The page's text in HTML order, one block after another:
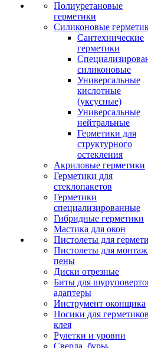
Полиуретановые
герметики
Силиконовые
Сантехнические
герметики
силиконовые
Универсальные
кислотные
(уксусные)
Универсальные
нейтральные
Герметики для
структурного
остекления
Акриловые герметики
Герметики для
стеклопакетов
Герметики
специализированные
Гибридные герметики
Мастика для окон
Пистолеты для
Пистолеты для
пены
Диски отрезные
Биты для
адаптеры
Инструмент оконщика
Носики для
клея
Рулетки и уровни
Сверла, буры